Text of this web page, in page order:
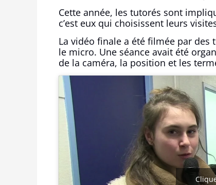
Cette année, les tutorés sont
c’est eux qui choisissent leurs
La vidéo finale a été filmée par
le micro. Une séance avait été
de la caméra, la position et les